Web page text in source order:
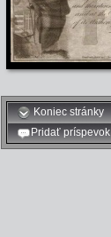
Koniec stránky
Pridať príspevok